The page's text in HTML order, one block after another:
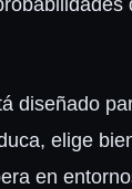
diseñado
elige
en